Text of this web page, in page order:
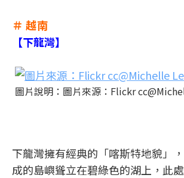
＃ 越南
【下龍灣】
圖片說明：圖片來源：Flickr
下龍灣擁有經典的「喀斯特地貌」
成的島嶼聳立在碧綠色的湖上，此